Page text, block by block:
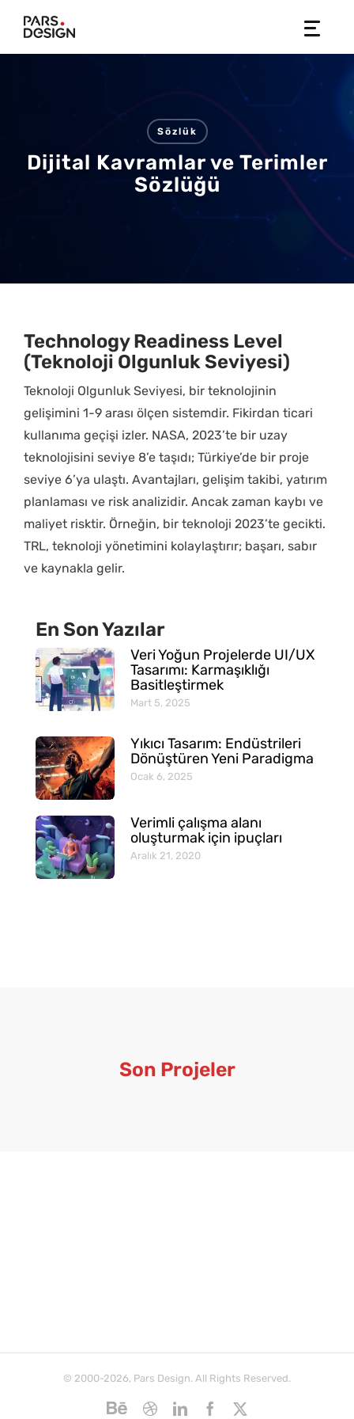
content
Sözlük
Dijital Kavramlar ve Terimler
Sözlüğü
Technology Readiness Level
(Teknoloji Olgunluk Seviyesi)
Teknoloji Olgunluk Seviyesi, bir teknolojinin
gelişimini 1-9 arası ölçen sistemdir. Fikirdan ticari
kullanıma geçişi izler. NASA, 2023’te bir uzay
teknolojisini seviye 8’e taşıdı; Türkiye’de bir proje
seviye 6’ya ulaştı. Avantajları, gelişim takibi, yatırım
planlaması ve risk analizidir. Ancak zaman kaybı ve
maliyet risktir. Örneğin, bir teknoloji 2023’te gecikti.
TRL, teknoloji yönetimini kolaylaştırır; başarı, sabır
ve kaynakla gelir.
En Son Yazılar
Veri Yoğun Projelerde UI/UX
Tasarımı: Karmaşıklığı
Basitleştirmek
Mart 5, 2025
Yıkıcı Tasarım: Endüstrileri
Dönüştüren Yeni Paradigma
Ocak 6, 2025
Verimli çalışma alanı
oluşturmak için ipuçları
Aralık 21, 2020
Son Projeler
© 2000-2026, Pars Design. All Rights Reserved.
BehanceDribbbleLinkedInFacebook